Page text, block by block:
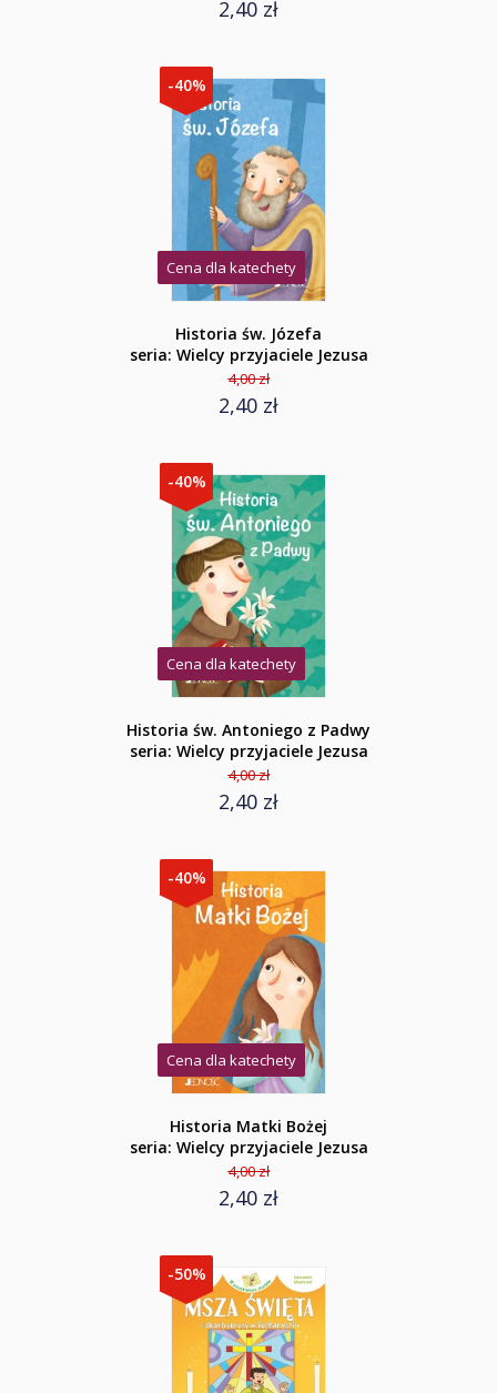
2,40 zł
-40%
Cena dla katechety
Historia św. Józefa
seria: Wielcy przyjaciele Jezusa
4,00 zł
2,40 zł
-40%
Cena dla katechety
Historia św. Antoniego z Padwy
seria: Wielcy przyjaciele Jezusa
4,00 zł
2,40 zł
-40%
Cena dla katechety
Historia Matki Bożej
seria: Wielcy przyjaciele Jezusa
4,00 zł
2,40 zł
-50%